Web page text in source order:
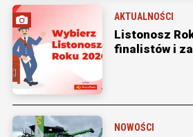
AKTUALNOŚCI
Listonosz
finalistów i
NOWOŚCI